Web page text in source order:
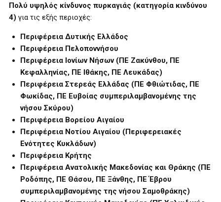
Πολύ υψηλός κίνδυνος πυρκαγιάς (κατηγορία κινδύνου
4) για τις εξής περιοχές:
Περιφέρεια Δυτικής Ελλάδος
Περιφέρεια Πελοποννήσου
Περιφέρεια Ιονίων Νήσων (ΠΕ Ζακύνθου, ΠΕ
Κεφαλληνίας, ΠΕ Ιθάκης, ΠΕ Λευκάδας)
Περιφέρεια Στερεάς Ελλάδας (ΠΕ Φθιώτιδας, ΠΕ
Φωκίδας, ΠΕ Ευβοίας συμπεριλαμβανομένης της
νήσου Σκύρου)
Περιφέρεια Βορείου Αιγαίου
Περιφέρεια Νοτίου Αιγαίου (Περιφερειακές
Ενότητες Κυκλάδων)
Περιφέρεια Κρήτης
Περιφέρεια Ανατολικής Μακεδονίας και Θράκης (ΠΕ
Ροδόπης, ΠΕ Θάσου, ΠΕ Ξάνθης, ΠΕ Έβρου
συμπεριλαμβανομένης της νήσου Σαμοθράκης)